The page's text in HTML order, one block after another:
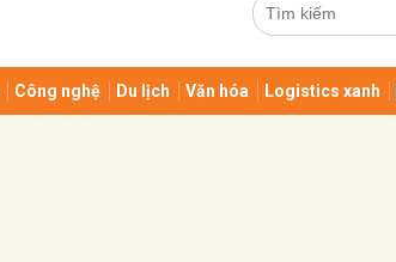
Công nghệ Du lịch Văn hóa Logistics xanh